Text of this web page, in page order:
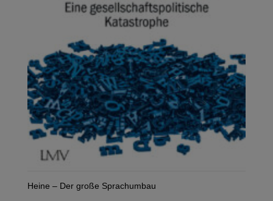
Heine – Der große Sprachumbau